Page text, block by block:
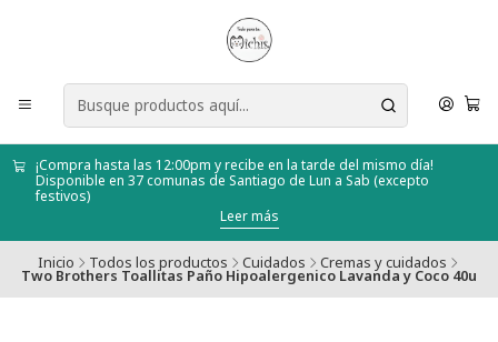
¡Compra hasta las 12:00pm y recibe en la tarde del mismo día!
Disponible en 37 comunas de Santiago de Lun a Sab (excepto
festivos)
Leer más
Inicio Todos los productos Cuidados Cremas y cuidados
Two Brothers Toallitas Paño Hipoalergenico Lavanda y Coco 40u